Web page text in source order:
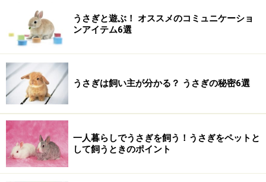
が高く、また、抗菌作用があります。うさぎ(特に雄)は
尿結石になりやすいですが、オオバコは尿管の軽い出血
を止め、炎症を緩和、小さな尿砂が通過するときの痛み
を鎮める役割もします。
うさぎが食べられる野草・植物3：ハコベ
（チックウィード）
うさぎと遊ぶ！ オススメのコミュニケーショ
ンアイテム6選
うさぎは飼い主が分かる？ うさぎの秘密6選
一人暮らしでうさぎを飼う！うさぎをペットと
して飼うときのポイント